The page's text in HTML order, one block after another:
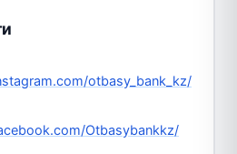
otbasy_bank_kz/
Otbasybankkz/